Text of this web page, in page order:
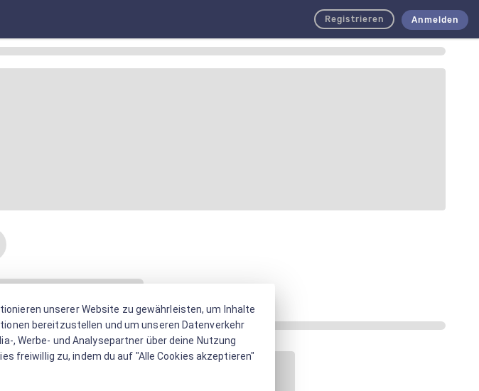
Registrieren Anmelden
unserer Website zu gewährleisten, um Inhalte
bereitzustellen und um unseren Datenverkehr
, Werbe- und Analysepartner über deine Nutzung
freiwillig zu, indem du auf "Alle Cookies akzeptieren"